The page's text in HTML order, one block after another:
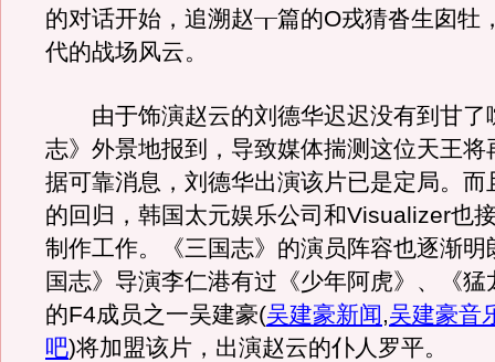
的对话开始，追溯赵┰篇的O戎猜沓生囱牡
代的战场风云。
由于饰演赵云的刘德华迟迟没有到甘了
志》外景地报到，导致媒体揣测这位天王将
据可靠消息，刘德华出演该片已是定局。而
的回归，韩国太元娱乐公司和Visualizer也
制作工作。《三国志》的演员阵容也逐渐明
国志》导演李仁港有过《少年阿虎》、《猛
的F4成员之一吴建豪(吴建豪新闻,吴建豪音
吧)将加盟该片，出演赵云的仆人罗平。